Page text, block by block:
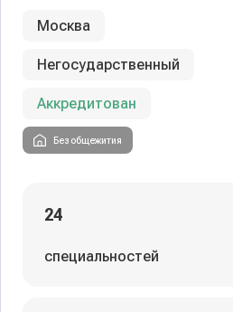
Москва
Негосударственный
Аккредитован
Без общежития
24
специальностей